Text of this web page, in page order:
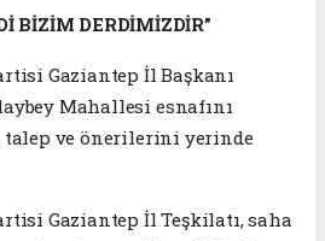
BİZİM DERDİMİZDİR”
Gaziantep İl Başkanı
Mahallesi esnafını
talep ve önerilerini yerinde
Gaziantep İl Teşkilatı, saha